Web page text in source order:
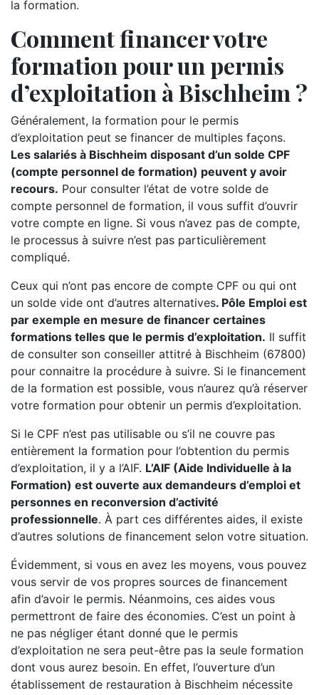
la formation.
Comment financer votre
formation pour un permis
d’exploitation à Bischheim ?
Généralement, la formation pour le permis
d’exploitation peut se financer de multiples façons.
Les salariés à Bischheim disposant d’un solde CPF
(compte personnel de formation) peuvent y avoir
recours. Pour consulter l’état de votre solde de
compte personnel de formation, il vous suffit d’ouvrir
votre compte en ligne. Si vous n’avez pas de compte,
le processus à suivre n’est pas particulièrement
compliqué.
Ceux qui n’ont pas encore de compte CPF ou qui ont
un solde vide ont d’autres alternatives. Pôle Emploi est
par exemple en mesure de financer certaines
formations telles que le permis d’exploitation. Il suffit
de consulter son conseiller attitré à Bischheim (67800)
pour connaitre la procédure à suivre. Si le financement
de la formation est possible, vous n’aurez qu’à réserver
votre formation pour obtenir un permis d’exploitation.
Si le CPF n’est pas utilisable ou s’il ne couvre pas
entièrement la formation pour l’obtention du permis
d’exploitation, il y a l’AIF. L’AIF (Aide Individuelle à la
Formation) est ouverte aux demandeurs d’emploi et
personnes en reconversion d’activité
professionnelle. À part ces différentes aides, il existe
d’autres solutions de financement selon votre situation.
Évidemment, si vous en avez les moyens, vous pouvez
vous servir de vos propres sources de financement
afin d’avoir le permis. Néanmoins, ces aides vous
permettront de faire des économies. C’est un point à
ne pas négliger étant donné que le permis
d’exploitation ne sera peut-être pas la seule formation
dont vous aurez besoin. En effet, l’ouverture d’un
établissement de restauration à Bischheim nécessite